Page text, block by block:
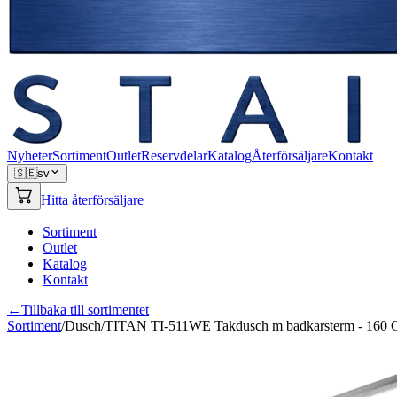
NyheterSortimentOutletReservdelarKatalogÅterförsäljareKontakt
🇸🇪sv
Hitta återförsäljare
Sortiment
Outlet
Katalog
Kontakt
←Tillbaka till sortimentet
Sortiment/Dusch/TITAN TI-511WE Takdusch m badkarsterm - 160